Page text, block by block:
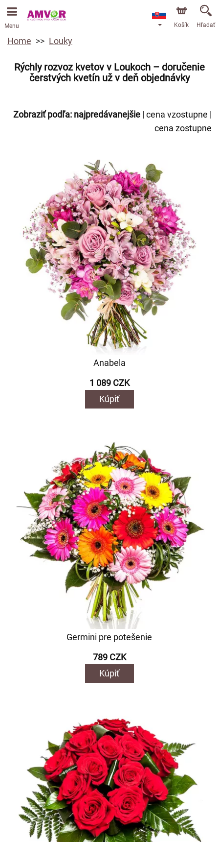
Menu Košík Hľadať
Home Louky
Rýchly rozvoz kvetov v Loukoch – doručenie
čerstvých kvetín už v deň objednávky
Zobraziť podľa: najpredávanejšie | cena vzostupne |
cena zostupne
Anabela
1 089 CZK
Kúpiť
Germini pre potešenie
789 CZK
Kúpiť